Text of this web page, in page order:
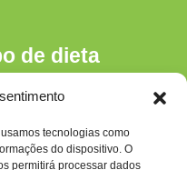
tecnologias como
do dispositivo. O
permitirá processar dados
de dieta